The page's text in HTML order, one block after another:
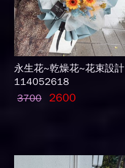
永生花~乾燥花~花束設計
114052618
3700
2600